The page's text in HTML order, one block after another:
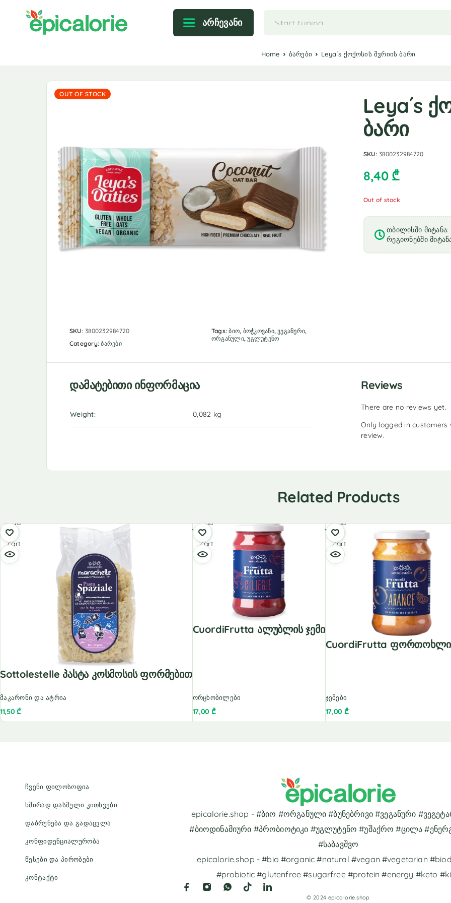
არჩევანი
Home ბარები Leya´s ქოქოსის შვრიის ბარი
OUT OF STOCK
SKU:3800232984720
Category:ბარები
Tags:ბიო, ბოჭკოვანი,ვეგანური,
ორგანული,უგლუტენო
Leya´s
ბარი
SKU:3800232984720
8,40 ₾
Out of stock
თბილისში მიტანა:
რეგიონებში
დამატებითი ინფორმაცია
Weight 0,082 kg
Reviews
There are no reviews yet.
Only logged in customers
review.
Related Products
Sottolestelle Პასტა Კოსმოსის Ფორმებით
მაკარონი და ატრია
11,50₾
Add
to
cart
CuordiFrutta Ალუბლის Ჯემი
ორცხობილები
17,00 ₾
Add
to
cart
CuordiFrutta
ჯემები
17,00 ₾
Add
to
cart
ჩვენი ფილოსოფია
ხშირად დასმული კითხვები
დაბრუნება და გადაცვლა
კონფიდენციალურობა
წესები და პირობები
კონტაქტი
epicalorie.shop - #ბიო #ორგანული #ბუნებრივი #ვეგანური
#ბიოდინამიური #პრობიოტიკი #უგლუტენო #უშაქრო #ცილა
#საბავშვო
epicalorie.shop - #bio #organic #natural #vegan #vegetarian
#probiotic #glutenfree #sugarfree #protein #energy #keto
© 2024 epicalorie.shop